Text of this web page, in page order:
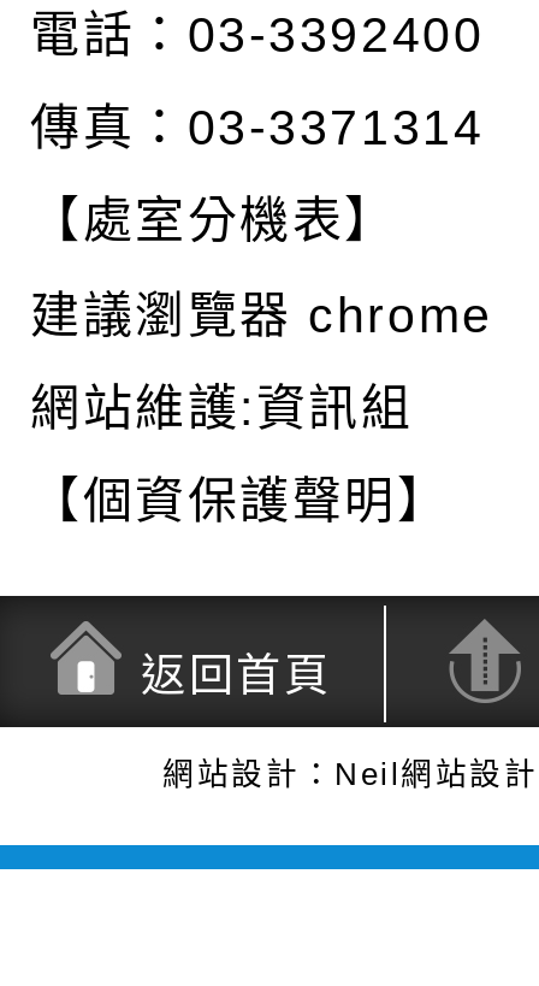
電話：03-3392400
傳真：03-3371314
【處室分機表】
建議瀏覽器 chrome
網站維護:資訊組
【個資保護聲明】
返回首頁
網站設計：Neil網站設